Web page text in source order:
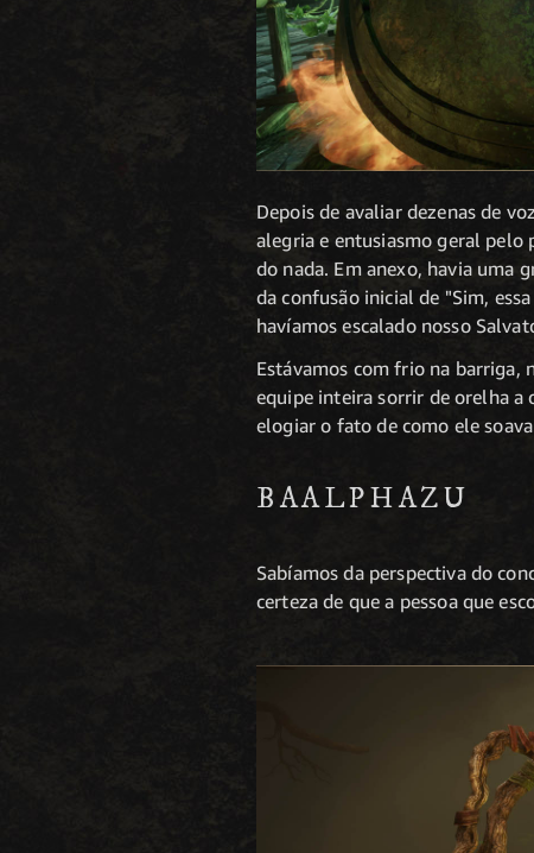
Depois de avaliar dezenas de
alegria e entusiasmo geral pelo
do nada. Em anexo, havia uma
da confusão inicial de "Sim,
havíamos escalado nosso
Estávamos com frio na barriga,
equipe inteira sorrir de orelha a
elogiar o fato de como ele
BAALPHAZU
Sabíamos da perspectiva do
certeza de que a pessoa que